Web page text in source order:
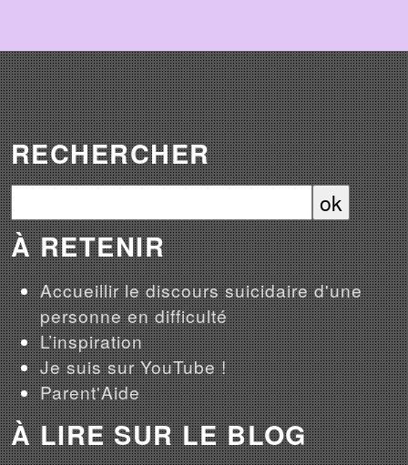
RECHERCHER
À RETENIR
Accueillir le discours suicidaire d'une
personne en difficulté
L’inspiration
Je suis sur YouTube !
Parent'Aide
À LIRE SUR LE BLOG